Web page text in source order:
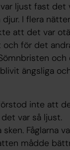
ljust fast det
I flera
att det var
för det
och
ängsliga
inte att
var så ljust.
Fåglarna
mådde